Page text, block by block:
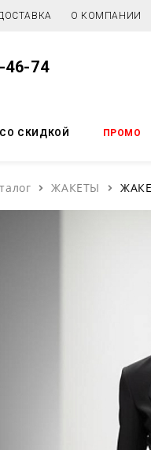
О КОМПАНИИ
46-74
СКИДКОЙ ПРОМО
ЖАКЕТЫ